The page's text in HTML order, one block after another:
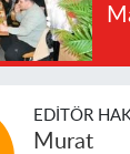
EDITÖR
Murat